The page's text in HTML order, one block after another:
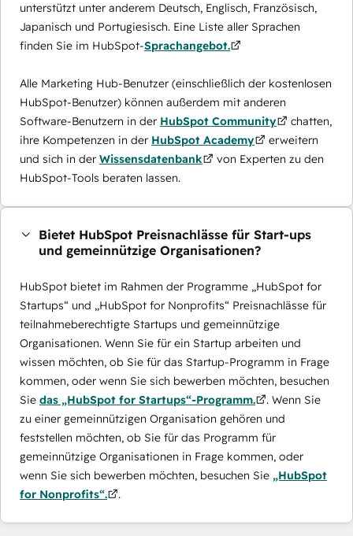
unterstützt unter anderem Deutsch, Englisch, Französisch,
Japanisch und Portugiesisch. Eine Liste aller Sprachen
finden Sie im HubSpot-Sprachangebot.
Alle Marketing Hub-Benutzer (einschließlich der kostenlosen
HubSpot-Benutzer) können außerdem mit anderen
Software-Benutzern in der HubSpot Community
chatten,
ihre Kompetenzen in der HubSpot Academy
erweitern
und sich in der Wissensdatenbank
von Experten zu den
HubSpot-Tools beraten lassen.
Bietet HubSpot Preisnachlässe für Start-ups
und gemeinnützige Organisationen?
HubSpot bietet im Rahmen der Programme „HubSpot for
Startups“ und „HubSpot for Nonprofits“ Preisnachlässe für
teilnahmeberechtigte Startups und gemeinnützige
Organisationen. Wenn Sie für ein Startup arbeiten und
wissen möchten, ob Sie für das Startup-Programm in Frage
kommen, oder wenn Sie sich bewerben möchten, besuchen
Sie das „HubSpot for Startups“-Programm.
. Wenn Sie
zu einer gemeinnützigen Organisation gehören und
feststellen möchten, ob Sie für das Programm für
gemeinnützige Organisationen in Frage kommen, oder
wenn Sie sich bewerben möchten, besuchen Sie „HubSpot
for Nonprofits“.
.